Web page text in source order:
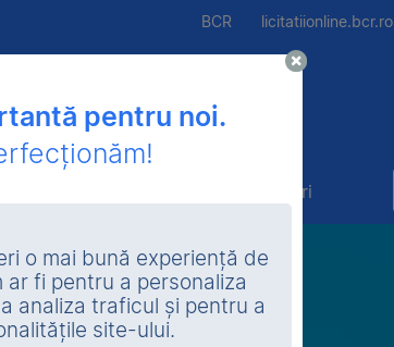
BCR licitatiionline.bcr.ro
Alte bunuri
pentru noi.
o mai bună experiență de
fi pentru a personaliza
analiza traficul și pentru a
site-ului.